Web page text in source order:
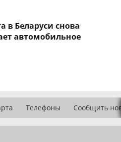
в Беларуси снова
автомобильное
Телефоны Сообщить